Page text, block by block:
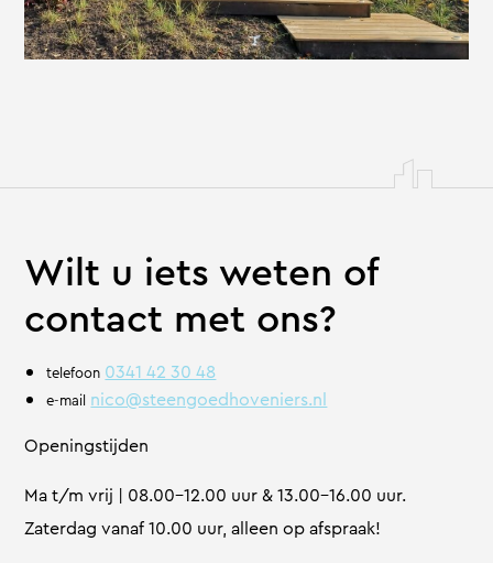
Wilt u iets weten of
contact met ons?
telefoon 0341 42 30 48
e-mail nico@steengoedhoveniers.nl
Openingstijden
Ma t/m vrij | 08.00-12.00 uur & 13.00-16.00 uur.
Zaterdag vanaf 10.00 uur, alleen op afspraak!